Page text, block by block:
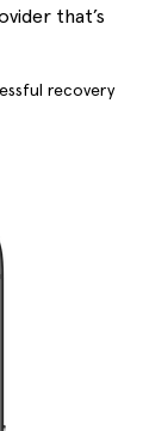
that’s
recovery